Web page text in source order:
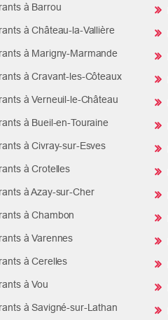
à Barrou
à Château-la-Vallière
à Marigny-Marmande
à Cravant-les-Côteaux
à Verneuil-le-Château
à Bueil-en-Touraine
à Civray-sur-Esves
à Crotelles
à Azay-sur-Cher
à Chambon
à Varennes
à Cerelles
à Vou
à Savigné-sur-Lathan